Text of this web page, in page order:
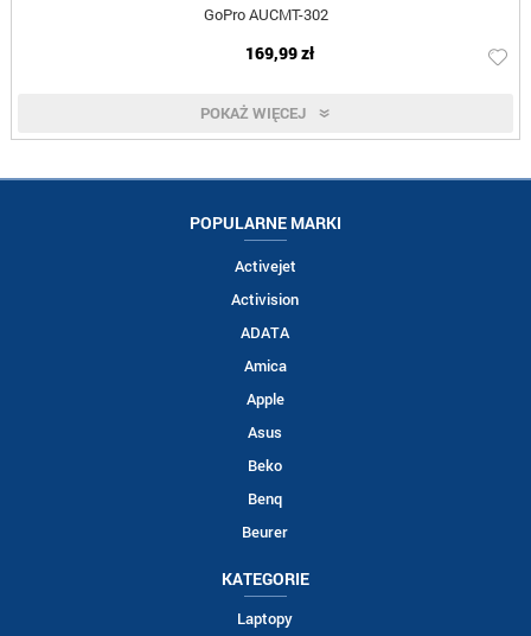
GoPro AUCMT-302
169,99 zł
POKAŻ WIĘCEJ
POPULARNE MARKI
Activejet
Activision
ADATA
Amica
Apple
Asus
Beko
Benq
Beurer
KATEGORIE
Laptopy